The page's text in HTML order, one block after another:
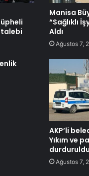
talebi
Manisa
“Sağlıklı
Aldı
Ağustos 7,
AKP’li
Yıkım ve
durduruldu
Ağustos 7,